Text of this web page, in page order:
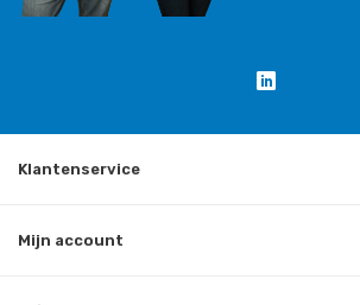
Klantenservice
Mijn account